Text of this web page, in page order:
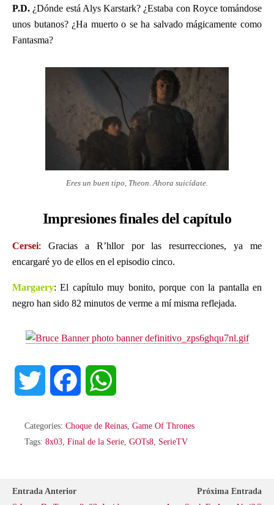
P.D. ¿Dónde está Alys Karstark? ¿Estaba con Royce tomándose
unos butanos? ¿Ha muerto o se ha salvado mágicamente como
Fantasma?
Eres un buen tipo, Theon. Ahora suicídate.
Impresiones finales del capítulo
Cersei: Gracias a R’hllor por las resurrecciones, ya me
encargaré yo de ellos en el episodio cinco.
Margaery: El capítulo muy bonito, porque con la pantalla en
negro han sido 82 minutos de verme a mí misma reflejada.
i
t
c
b
a
s
Categories: Choque de Reinas Game Of Thrones
Tags: 8x03 Final de la Serie GOTs8 SerieTV
Entrada Anterior
Próxima Entrada